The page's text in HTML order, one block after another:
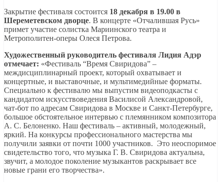
Закрытие фестиваля состоится 18 декабря в 19.00 в
Шереметевском дворце. В концерте «Отчалившая Русь»
примет участие солистка Мариинского театра и
Метрополитен-оперы Олеся Петрова.
Художественный руководитель фестиваля Лидия Адэр
отмечает: «Фестиваль “Время Свиридова” –
междисциплинарный проект, который охватывает и
концертные, и выставочные, и мультимедийные форматы.
Специально к фестивалю мы выпустим видеоподкасты с
кандидатом искусствоведения Василисой Александровой,
чат-бот по адресам Свиридова в Москве и Санкт-Петербурге,
большое обстоятельное интервью с племянником композитора
А. С. Белоненко. Наш фестиваль – активный, молодежный,
яркий. На конкурсы профессионального мастерства мы
получили заявки от почти 1000 участников. Это неоспоримое
свидетельство того, что музыка Г. В. Свиридова актуальна,
звучит, а молодое поколение музыкантов раскрывает все
новые грани его творчества».